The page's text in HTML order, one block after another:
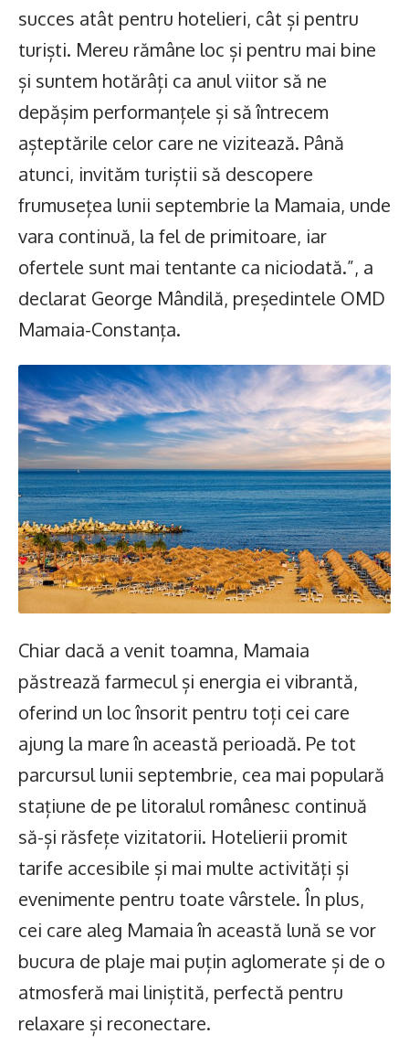
succes atât pentru hotelieri, cât și pentru
turiști. Mereu rămâne loc și pentru mai bine
și suntem hotărâți ca anul viitor să ne
depășim performanțele și să întrecem
așteptările celor care ne vizitează. Până
atunci, invităm turiștii să descopere
frumusețea lunii septembrie la Mamaia, unde
vara continuă, la fel de primitoare, iar
ofertele sunt mai tentante ca niciodată.”, a
declarat George Mândilă, președintele OMD
Mamaia-Constanța.
Chiar dacă a venit toamna, Mamaia
păstrează farmecul și energia ei vibrantă,
oferind un loc însorit pentru toți cei care
ajung la mare în această perioadă. Pe tot
parcursul lunii septembrie, cea mai populară
stațiune de pe litoralul românesc continuă
să-și răsfețe vizitatorii. Hotelierii promit
tarife accesibile și mai multe activități și
evenimente pentru toate vârstele. În plus,
cei care aleg Mamaia în această lună se vor
bucura de plaje mai puțin aglomerate și de o
atmosferă mai liniștită, perfectă pentru
relaxare și reconectare.